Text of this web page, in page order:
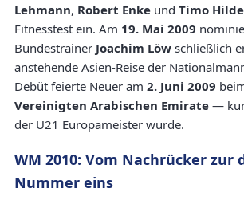
Lehmann, Robert Enke und Timo
Fitnesstest ein. Am 19. Mai 2009
Bundestrainer Joachim Löw schließlich
anstehende Asien-Reise der
Debüt feierte Neuer am 2. Juni 2009
Vereinigten Arabischen Emirate —
der U21 Europameister wurde.
WM 2010: Vom Nachrücker zur
Nummer eins